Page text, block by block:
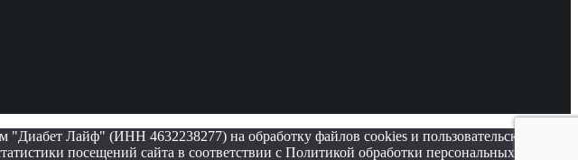
Лайф" (ИНН 4632238277) на обработку файлов cookies и пользовательских
посещений сайта в соответствии с Политикой обработки персональных